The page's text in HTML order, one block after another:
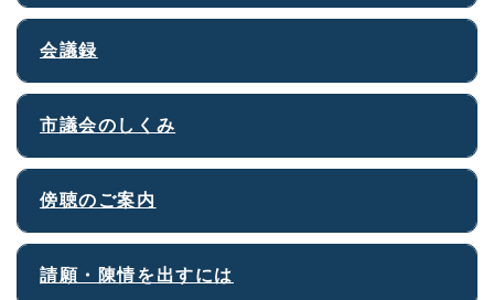
会議録
市議会のしくみ
傍聴のご案内
請願・陳情を出すには